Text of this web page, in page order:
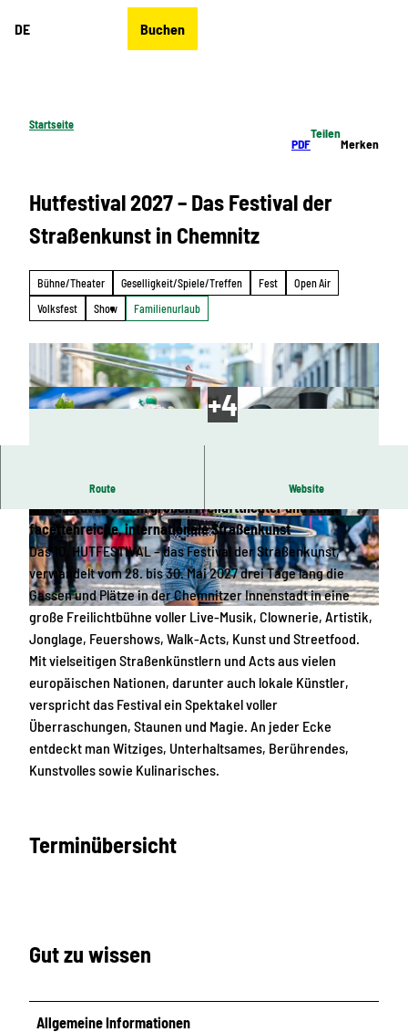
DE Buchen
Startseite
PDF
Teilen
Merken
Hutfestival 2027 – Das Festival der
Straßenkunst in Chemnitz
Bühne/Theater Geselligkeit/Spiele/Treffen Fest
Open Air
Volksfest
Show Familienurlaub
© Kristin Schmidt | KI-optimiert
© Kristin Schmidt | KI-optimiert © Kristin Schmidt | KI-optimiert
Route Website
Chapeau Chemnitz! Beim 10. HUTFESTIVAL wird die
Innenstadt zu einem großen Freilufttheater und zeigt
facettenreiche, internationale Straßenkunst
Das 10. HUTFESTIVAL – das Festival der Straßenkunst,
verwandelt vom 28. bis 30. Mai 2027 drei Tage lang die
Gassen und Plätze in der Chemnitzer Innenstadt in eine
große Freilichtbühne voller Live-Musik, Clownerie, Artistik,
Jonglage, Feuershows, Walk-Acts, Kunst und Streetfood.
Mit vielseitigen Straßenkünstlern und Acts aus vielen
europäischen Nationen, darunter auch lokale Künstler,
verspricht das Festival ein Spektakel voller
Überraschungen, Staunen und Magie. An jeder Ecke
entdeckt man Witziges, Unterhaltsames, Berührendes,
Kunstvolles sowie Kulinarisches.
Terminübersicht
Gut zu wissen
Allgemeine Informationen